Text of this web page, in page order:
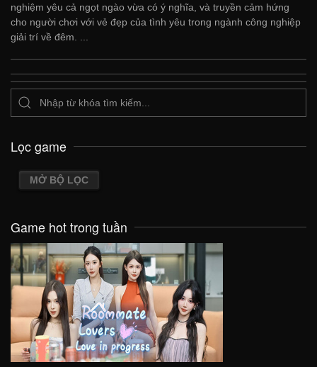
nghiệm yêu cả ngọt ngào vừa có ý nghĩa, và truyền cảm hứng
cho người chơi với vẻ đẹp của tình yêu trong ngành công nghiệp
giải trí về đêm. ...
Lọc game
MỞ BỘ LỌC
Game hot trong tuần
VIEW